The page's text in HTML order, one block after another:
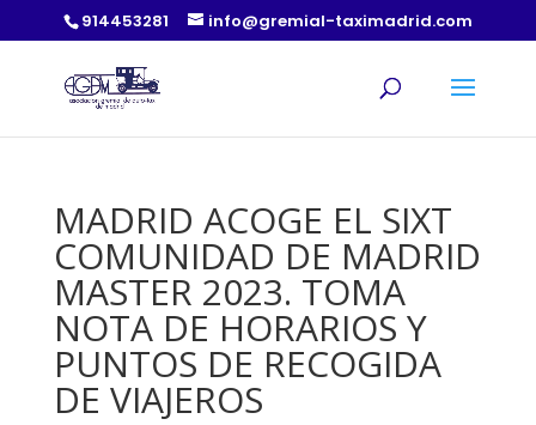
914453281 info@gremial-taximadrid.com
MADRID ACOGE EL SIXT
COMUNIDAD DE MADRID
MASTER 2023. TOMA
NOTA DE HORARIOS Y
PUNTOS DE RECOGIDA
DE VIAJEROS